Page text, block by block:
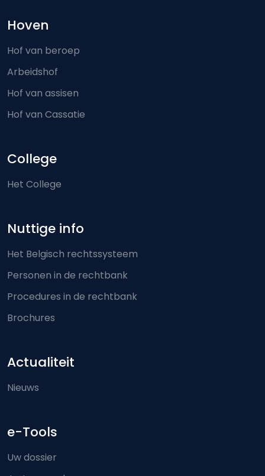
Hoven
Hof van beroep
Arbeidshof
Hof van assisen
Hof van Cassatie
College
Het College
Nuttige info
Het Belgisch rechtssysteem
Personen in de rechtbank
Procedures in de rechtbank
Brochures
Actualiteit
Nieuws
e-Tools
Uw dossier